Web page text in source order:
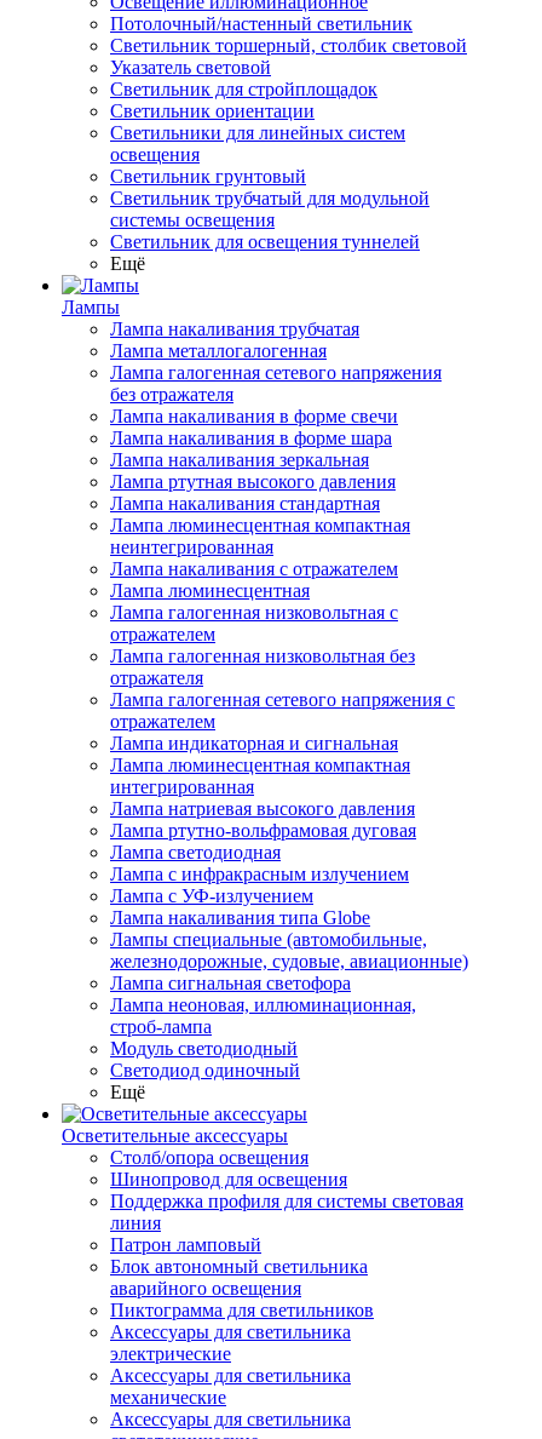
Потолочный/настенный светильник
Светильник торшерный, столбик световой
Указатель световой
Светильник для стройплощадок
Светильник ориентации
Светильники для линейных систем
освещения
Светильник грунтовый
Светильник трубчатый для модульной
системы освещения
Светильник для освещения туннелей
Ещё
Лампы
Лампа накаливания трубчатая
Лампа металлогалогенная
Лампа галогенная сетевого напряжения
без отражателя
Лампа накаливания в форме свечи
Лампа накаливания в форме шара
Лампа накаливания зеркальная
Лампа ртутная высокого давления
Лампа накаливания стандартная
Лампа люминесцентная компактная
неинтегрированная
Лампа накаливания с отражателем
Лампа люминесцентная
Лампа галогенная низковольтная с
отражателем
Лампа галогенная низковольтная без
отражателя
Лампа галогенная сетевого напряжения с
отражателем
Лампа индикаторная и сигнальная
Лампа люминесцентная компактная
интегрированная
Лампа натриевая высокого давления
Лампа ртутно-вольфрамовая дуговая
Лампа светодиодная
Лампа с инфракрасным излучением
Лампа с УФ-излучением
Лампа накаливания типа Globe
Лампы специальные (автомобильные,
железнодорожные, судовые, авиационные)
Лампа сигнальная светофора
Лампа неоновая, иллюминационная,
строб-лампа
Модуль светодиодный
Светодиод одиночный
Ещё
Осветительные аксессуары
Столб/опора освещения
Шинопровод для освещения
Поддержка профиля для системы световая
линия
Патрон ламповый
Блок автономный светильника
аварийного освещения
Пиктограмма для светильников
Аксессуары для светильника
электрические
Аксессуары для светильника
механические
Аксессуары для светильника